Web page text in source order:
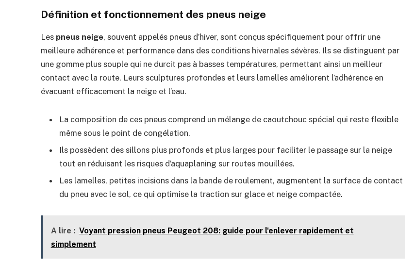
Définition et fonctionnement des pneus neige
Les pneus neige, souvent appelés pneus d’hiver, sont conçus spécifiquement pour offrir une
meilleure adhérence et performance dans des conditions hivernales sévères. Ils se distinguent par
une gomme plus souple qui ne durcit pas à basses températures, permettant ainsi un meilleur
contact avec la route. Leurs sculptures profondes et leurs lamelles améliorent l’adhérence en
évacuant efficacement la neige et l’eau.
La composition de ces pneus comprend un mélange de caoutchouc spécial qui reste flexible
même sous le point de congélation.
Ils possèdent des sillons plus profonds et plus larges pour faciliter le passage sur la neige
tout en réduisant les risques d’aquaplaning sur routes mouillées.
Les lamelles, petites incisions dans la bande de roulement, augmentent la surface de contact
du pneu avec le sol, ce qui optimise la traction sur glace et neige compactée.
A lire : Voyant pression pneus Peugeot 208: guide pour l'enlever rapidement et
simplement